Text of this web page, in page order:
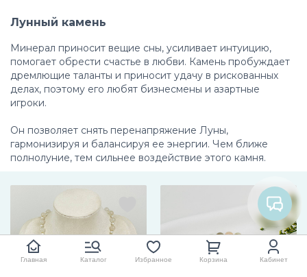
Лунный камень
Минерал приносит вещие сны, усиливает интуицию,
помогает обрести счастье в любви. Камень пробуждает
дремлющие таланты и приносит удачу в рискованных
делах, поэтому его любят бизнесмены и азартные
игроки.
Он позволяет снять перенапряжение Луны,
гармонизируя и балансируя ее энергии. Чем ближе
полнолуние, тем сильнее воздействие этого камня.
Главная Каталог Избранное Корзина Кабинет